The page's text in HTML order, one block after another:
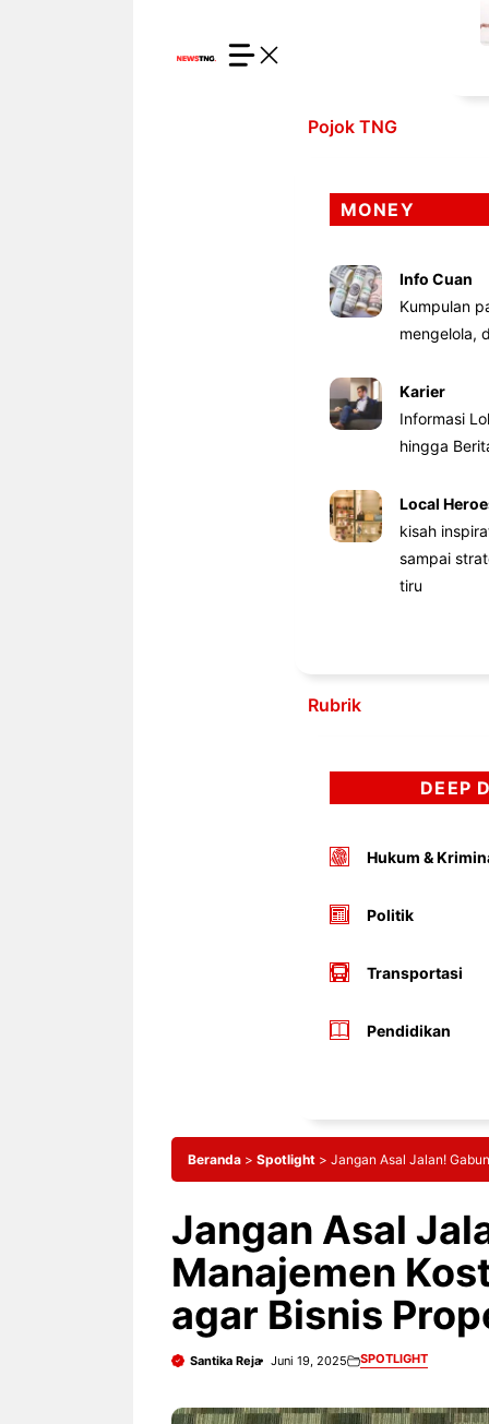
Pojok TNG
MONEY
Info Cuan
Kumpulan
mengelola,
Karier
Informasi
hingga
Local
kisah
sampai
tiru
Rubrik
DEEP
Hukum &
Politik
Transportasi
Pendidikan
Beranda > Spotlight > Jangan Asal Jalan!
Jangan Asal
Manajemen
agar Bisnis
Santika Reja Juni 19, 2025 SPOTLIGHT